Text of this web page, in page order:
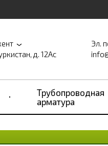
д. 12Ас
Эл.
Трубопроводная
арматура